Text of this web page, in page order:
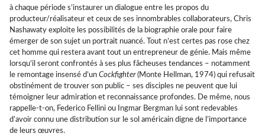
à chaque période s’instaurer un dialogue entre les propos du
producteur/réalisateur et ceux de ses innombrables collaborateurs, Chris
Nashawaty exploite les possibilités de la biographie orale pour faire
émerger de son sujet un portrait nuancé. Tout n’est certes pas rose chez
cet homme qui restera avant tout un entrepreneur de génie. Mais même
lorsqu’il seront confrontés à ses plus fâcheuses tendances – notamment
le remontage insensé d’un Cockfighter(Monte Hellman, 1974) qui refusait
obstinément de trouver son public – ses disciples ne peuvent que lui
témoigner leur admiration et reconnaissance profondes. De même, nous
rappelle-t-on, Federico Fellini ou Ingmar Bergman lui sont redevables
d’avoir connu une distribution sur le sol américain digne de l’importance
de leurs œuvres.